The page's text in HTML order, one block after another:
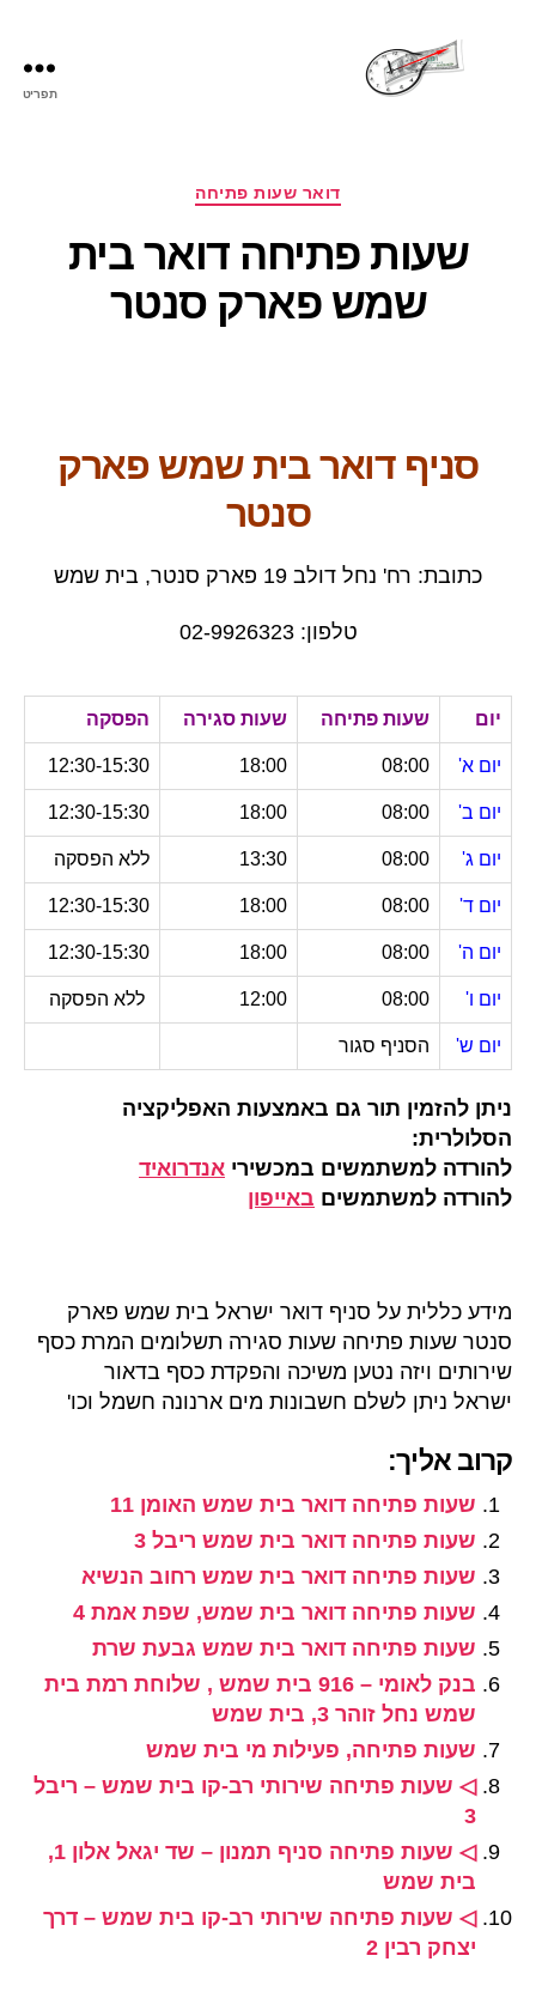
תפריט
קטגוריות
דואר שעות פתיחה
שעות פתיחה דואר בית
שמש פארק סנטר
סניף דואר בית שמש פארק
סנטר
כתובת: רח' נחל דולב 19 פארק סנטר, בית שמש
טלפון: 02-9926323
יום שעות פתיחה שעות סגירה הפסקה
יום א' 08:00
18:00
12:30-15:30
יום ב' 08:00
18:00
12:30-15:30
יום ג' 08:00
13:30 ללא הפסקה
יום ד' 08:00
18:00
12:30-15:30
יום ה' 08:00
18:00
12:30-15:30
יום ו' 08:00
12:00 ללא הפסקה
יום ש' הסניף סגור
ניתן להזמין תור גם באמצעות האפליקציה
הסלולרית:
להורדה למשתמשים במכשירי אנדרואיד
להורדה למשתמשים באייפון
מידע כללית על סניף דואר ישראל בית שמש פארק
סנטר שעות פתיחה שעות סגירה תשלומים המרת כסף
שירותים ויזה נטען משיכה והפקדת כסף בדאור
ישראל ניתן לשלם חשבונות מים ארנונה חשמל וכו'
קרוב אליך:
שעות פתיחה דואר בית שמש האומן 11
שעות פתיחה דואר בית שמש ריבל 3
שעות פתיחה דואר בית שמש רחוב הנשיא
שעות פתיחה דואר בית שמש, שפת אמת 4
שעות פתיחה דואר בית שמש גבעת שרת
בנק לאומי – 916 בית שמש , שלוחת רמת בית
שמש נחל זוהר 3, בית שמש
שעות פתיחה, פעילות מי בית שמש
◁ שעות פתיחה שירותי רב-קו בית שמש – ריבל
3
◁ שעות פתיחה סניף תמנון – שד יגאל אלון 1,
בית שמש
◁ שעות פתיחה שירותי רב-קו בית שמש – דרך
יצחק רבין 2